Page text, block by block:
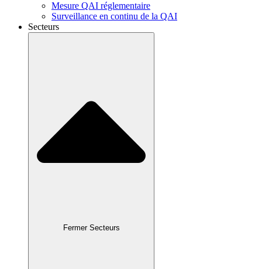
Mesure QAI réglementaire
Surveillance en continu de la QAI
Secteurs
Fermer Secteurs